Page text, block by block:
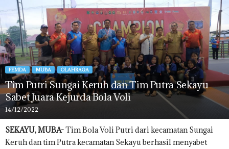
PEMDA MUBA OLAHRAGA
Tim Putri Sungai Keruh dan Tim Putra Sekayu
Sabet Juara Kejurda Bola Voli
14/12/2022
SEKAYU, MUBA-Tim Bola Voli Putri dari kecamatan Sungai
Keruh dan tim Putra kecamatan Sekayu berhasil menyabet